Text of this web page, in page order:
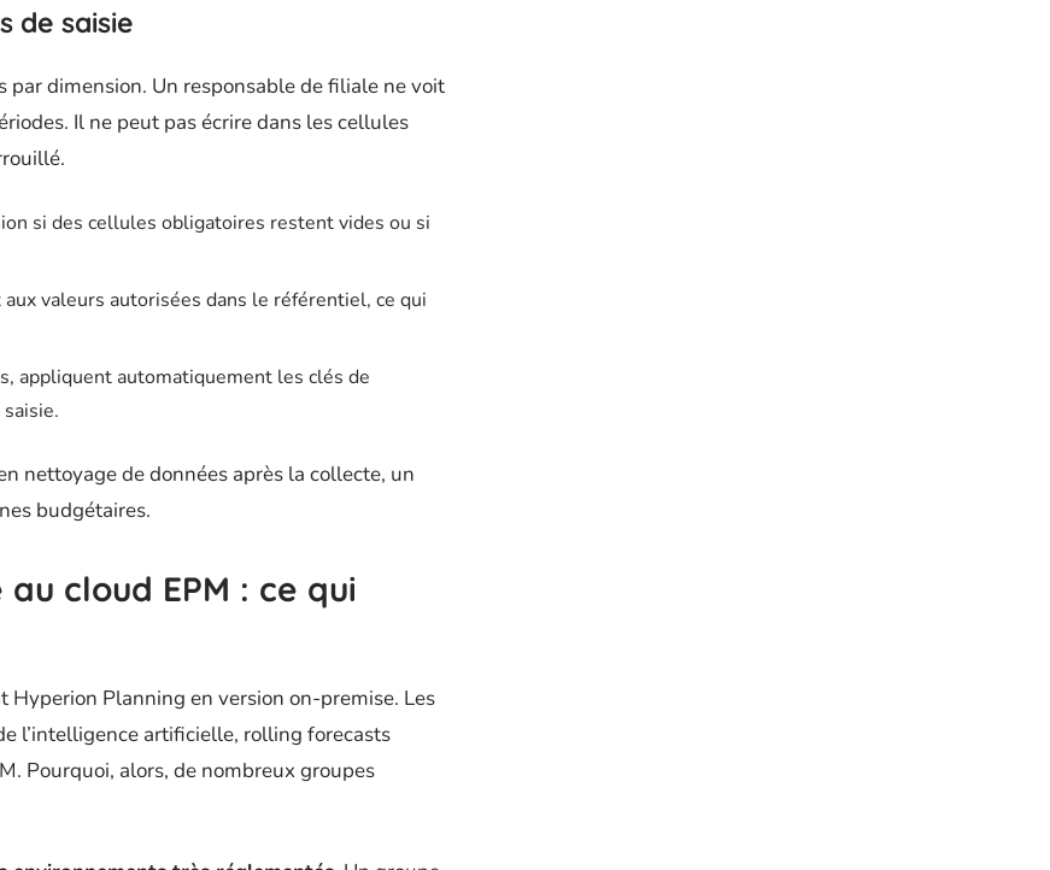
de saisie
dimension. Un responsable de filiale ne voit
Il ne peut pas écrire dans les cellules
si des cellules obligatoires restent vides ou si
valeurs autorisées dans le référentiel, ce qui
appliquent automatiquement les clés de
nettoyage de données après la collecte, un
budgétaires.
cloud EPM : ce qui
Planning en version on-premise. Les
l’intelligence artificielle, rolling forecasts
Pourquoi, alors, de nombreux groupes